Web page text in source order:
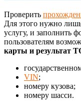
Проверить
Для этого нужно
услугу, и заполнить
пользователям
карты и результат
VIN;
номеру кузова;
номеру шасси.